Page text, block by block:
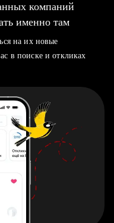
компаний
именно там
на их новые
в поиске и откликах